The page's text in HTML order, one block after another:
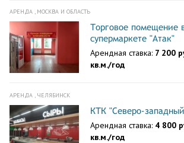
АРЕНДА , МОСКВА И ОБЛАСТЬ
Торговое помещение
супермаркете "Атак"
Арендная ставка: 7 200
кв.м./год
АРЕНДА , ЧЕЛЯБИНСК
КТК "Северо-
Арендная ставка: 4 800
кв.м./год